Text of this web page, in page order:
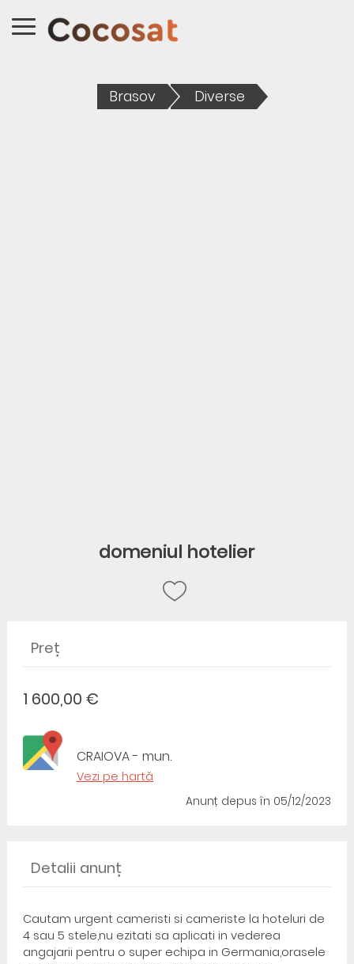
Brasov Diverse
domeniul hotelier
Preț
1 600,00 €
CRAIOVA - mun.
Vezi pe hartă
Anunț depusîn 05/12/2023
Detalii anunț
Cautam urgent cameristi si cameriste la hoteluri de
4 sau 5 stele,nu ezitati sa aplicati in vederea
angajarii pentru o super echipa in Germania,orasele